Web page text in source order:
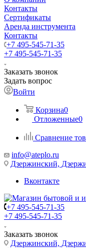
Контакты
Сертификаты
Аренда инструмента
Контакты
+7 495-545-71-35
+7 495-545-71-35
Заказать звонок
Задать вопрос
Войти
Корзина0
Отложенные0
Сравнение
info@ateplo.ru
Дзержинский,
Вконтакте
+7 495-545-71-35
+7 495-545-71-35
Заказать звонок
Дзержинский,